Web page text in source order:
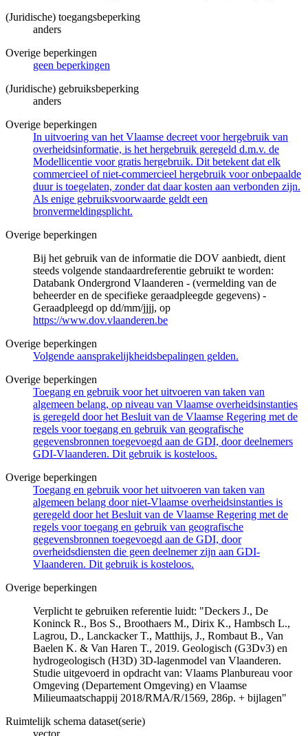
(Juridische) toegangsbeperking
anders
Overige beperkingen
geen beperkingen
(Juridische) gebruiksbeperking
anders
Overige beperkingen
In uitvoering van het Vlaamse decreet voor hergebruik van
overheidsinformatie, is het hergebruik geregeld d.m.v. de
Modellicentie voor gratis hergebruik. Dit betekent dat elk
commercieel of niet-commercieel hergebruik voor onbepaalde
duur is toegelaten, zonder dat daar kosten aan verbonden zijn.
Als enige gebruiksvoorwaarde geldt een
bronvermeldingsplicht.
Overige beperkingen
Bij het gebruik van de informatie die DOV aanbiedt, dient
steeds volgende standaardreferentie gebruikt te worden:
Databank Ondergrond Vlaanderen - (vermelding van de
beheerder en de specifieke geraadpleegde gegevens) -
Geraadpleegd op dd/mm/jjjj, op
https://www.dov.vlaanderen.be
Overige beperkingen
Volgende aansprakelijkheidsbepalingen gelden.
Overige beperkingen
Toegang en gebruik voor het uitvoeren van taken van
algemeen belang, op niveau van Vlaamse overheidsinstanties
is geregeld door het Besluit van de Vlaamse Regering met de
regels voor toegang en gebruik van geografische
gegevensbronnen toegevoegd aan de GDI, door deelnemers
GDI-Vlaanderen. Dit gebruik is kosteloos.
Overige beperkingen
Toegang en gebruik voor het uitvoeren van taken van
algemeen belang door niet-Vlaamse overheidsinstanties is
geregeld door het Besluit van de Vlaamse Regering met de
regels voor toegang en gebruik van geografische
gegevensbronnen toegevoegd aan de GDI, door
overheidsdiensten die geen deelnemer zijn aan GDI-
Vlaanderen. Dit gebruik is kosteloos.
Overige beperkingen
Verplicht te gebruiken referentie luidt: "Deckers J., De
Koninck R., Bos S., Broothaers M., Dirix K., Hambsch L.,
Lagrou, D., Lanckacker T., Matthijs, J., Rombaut B., Van
Baelen K. & Van Haren T., 2019. Geologisch (G3Dv3) en
hydrogeologisch (H3D) 3D-lagenmodel van Vlaanderen.
Studie uitgevoerd in opdracht van: Vlaams Planbureau voor
Omgeving (Departement Omgeving) en Vlaamse
Milieumaatschappij 2018/RMA/R/1569, 286p. + bijlagen"
Ruimtelijk schema dataset(serie)
vector